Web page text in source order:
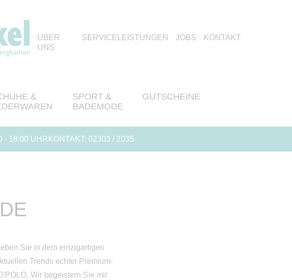
ÜBER
UNS
SERVICELEISTUNGEN JOBS KONTAKT
&
SPORT &
BADEMODE
GUTSCHEINE
- 18:00 UHR KONTAKT: 02303 / 2035
Sie in dem einzigartigen
Trends echter Premium-
Wir begeistern Sie mit